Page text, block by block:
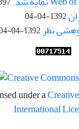
1392-04-04
نظر 1392-04-04
under a
International